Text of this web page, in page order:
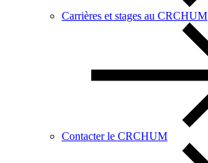
Carrières et stages au CRCHUM
Contacter le CRCHUM